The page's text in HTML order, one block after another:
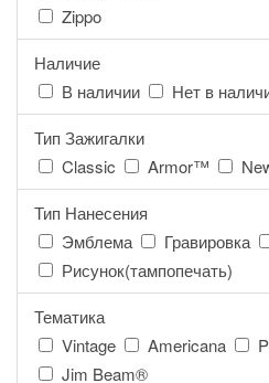
Zippo
Наличие
В наличии
Нет в
Тип Зажигалки
Classic
Armor™
Тип Нанесения
Эмблема
Гравировка
Рисунок(тампопечать)
Тематика
Vintage
Americana
Jim Beam®